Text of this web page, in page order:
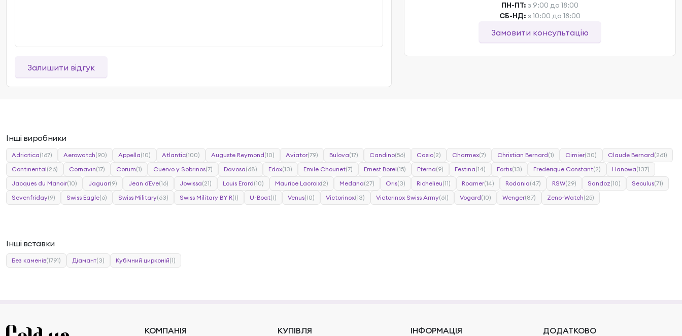
Залишити відгук
ПН-ПТ: з 9:00 до 18:00
СБ-НД: з 10:00 до 18:00
Замовити консультацію
Інші виробники
Adriatica(167) Aerowatch(90) Appella(10) Atlantic(100) Auguste Reymond(10) Aviator(79) Bulova(17) Candino(56) Casio(2) Charmex(7) Christian Bernard(1) Cimier(30) Claude Bernard(261)
Continental(26) Cornavin(17) Corum(1) Cuervo y Sobrinos(7) Davosa(68) Edox(13) Emile Chouriet(7) Ernest Borel(15) Eterna(9) Festina(14) Fortis(13) Frederique Constant(2) Hanowa(137)
Jacques du Manoir(10) Jaguar(9) Jean d`Eve(16) Jowissa(21) Louis Erard(10) Maurice Lacroix(2) Medana(27) Oris(3) Richelieu(11) Roamer(14) Rodania(47) RSW(29) Sandoz(10) Seculus(71)
Sevenfriday(9) Swiss Eagle(6) Swiss Military(63) Swiss Military BY R(1) U-Boat(1) Venus(10) Victorinox(13) Victorinox Swiss Army(61) Vogard(10) Wenger(87) Zeno-Watch(25)
Інші вставки
Без каменів(1791) Діамант(3) Кубічний цирконій(1)
КОМПАНІЯ
КУПІВЛЯ
ІНФОРМАЦІЯ
ДОДАТКОВО